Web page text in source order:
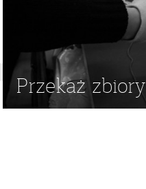
Przekaż zbiory